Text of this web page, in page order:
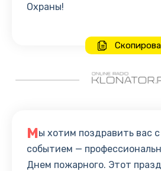
Охраны!
Мы хотим поздравить вас
событием —
Днем пожарного. Этот